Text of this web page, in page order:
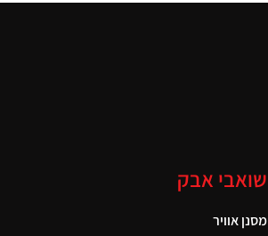
שואבי אבק
מסנן אוויר